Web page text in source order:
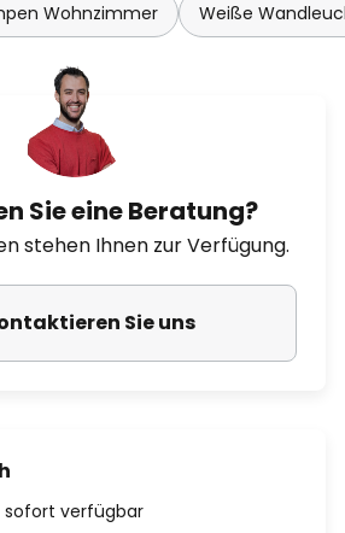
Wohnzimmer Weiße
Sie eine Beratung?
stehen Ihnen zur Verfügung.
Sie uns
sofort verfügbar